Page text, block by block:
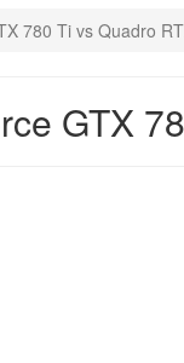
780 Ti vs Quadro
GTX